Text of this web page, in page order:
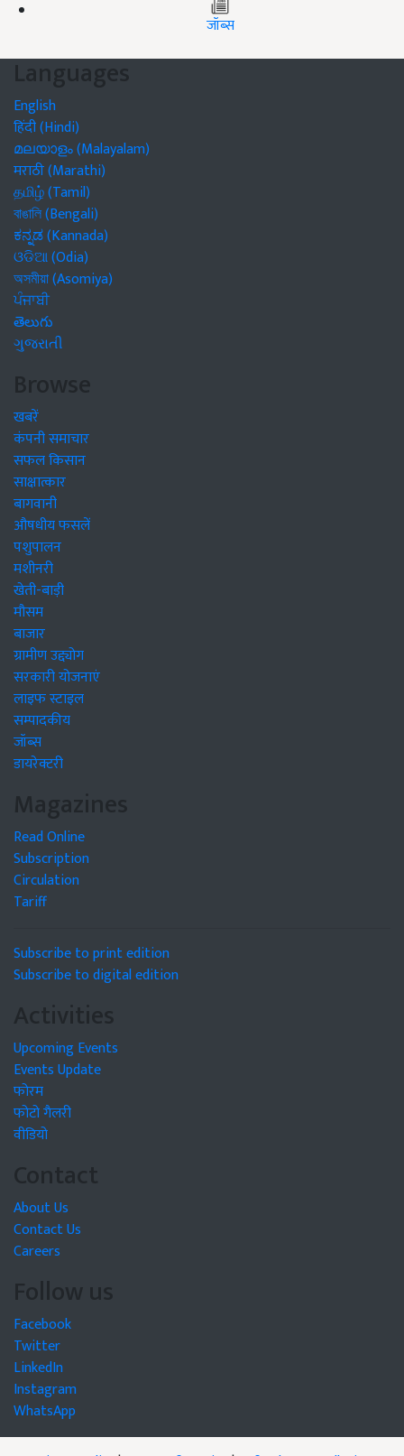
जॉब्स
Languages
English
हिंदी (Hindi)
മലയാളം (Malayalam)
मराठी (Marathi)
தமிழ் (Tamil)
বাঙালি (Bengali)
ಕನ್ನಡ (Kannada)
ଓଡିଆ (Odia)
অসমীয়া (Asomiya)
ਪੰਜਾਬੀ
తెలుగు
ગુજરાતી
Browse
खबरें
कंपनी समाचार
सफल किसान
साक्षात्कार
बागवानी
औषधीय फसलें
पशुपालन
मशीनरी
खेती-बाड़ी
मौसम
बाजार
ग्रामीण उद्द्योग
सरकारी योजनाएं
लाइफ स्टाइल
सम्पादकीय
जॉब्स
डायरेक्टरी
Magazines
Read Online
Subscription
Circulation
Tariff
Subscribe to print edition
Subscribe to digital edition
Activities
Upcoming Events
Events Update
फोरम
फोटो गैलरी
वीडियो
Contact
About Us
Contact Us
Careers
Follow us
Facebook
Twitter
LinkedIn
Instagram
WhatsApp